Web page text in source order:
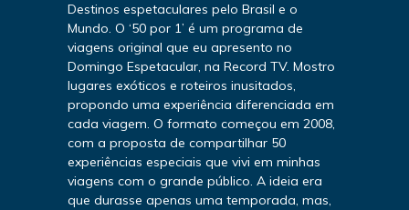
Destinos espetaculares pelo Brasil e o
Mundo. O ‘50 por 1’ é um programa de
viagens original que eu apresento no
Domingo Espetacular, na Record TV. Mostro
lugares exóticos e roteiros inusitados,
propondo uma experiência diferenciada em
cada viagem. O formato começou em 2008,
com a proposta de compartilhar 50
experiências especiais que vivi em minhas
viagens com o grande público. A ideia era
que durasse apenas uma temporada, mas,